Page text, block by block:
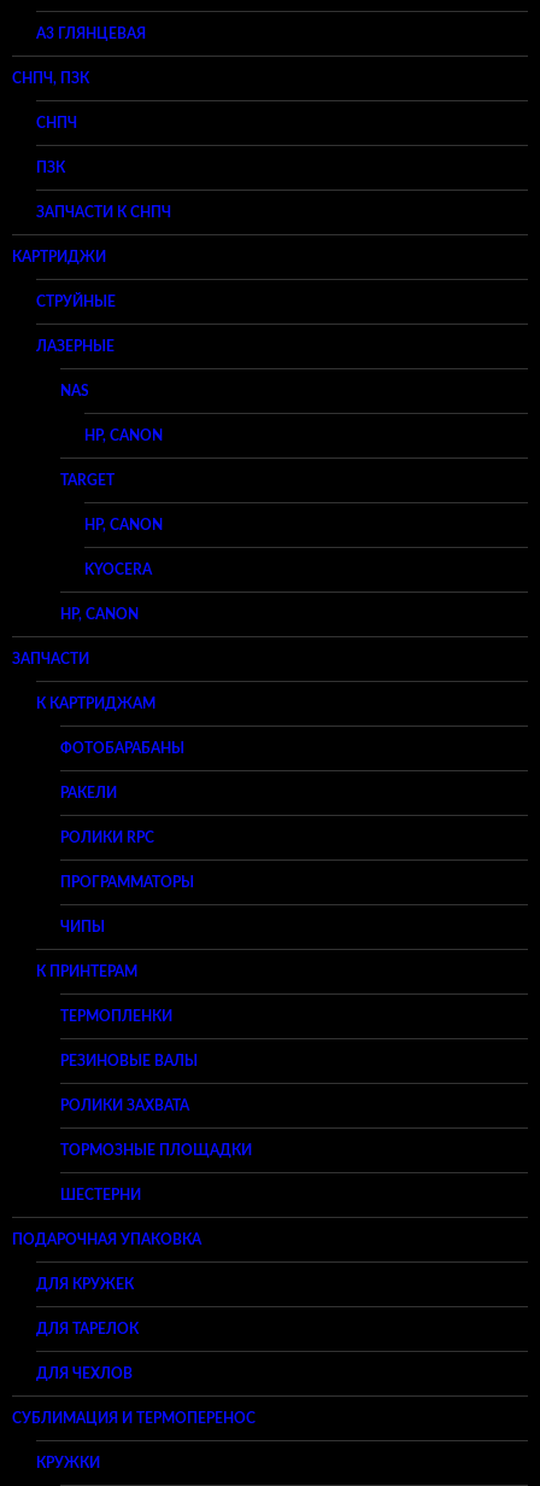
A3 ГЛЯНЦЕВАЯ
СНПЧ, ПЗК
СНПЧ
ПЗК
ЗАПЧАСТИ К СНПЧ
КАРТРИДЖИ
СТРУЙНЫЕ
ЛАЗЕРНЫЕ
NAS
HP, CANON
TARGET
HP, CANON
KYOCERA
HP, CANON
ЗАПЧАСТИ
К КАРТРИДЖАМ
ФОТОБАРАБАНЫ
РАКЕЛИ
РОЛИКИ RPC
ПРОГРАММАТОРЫ
ЧИПЫ
К ПРИНТЕРАМ
ТЕРМОПЛЕНКИ
РЕЗИНОВЫЕ ВАЛЫ
РОЛИКИ ЗАХВАТА
ТОРМОЗНЫЕ ПЛОЩАДКИ
ШЕСТЕРНИ
ПОДАРОЧНАЯ УПАКОВКА
ДЛЯ КРУЖЕК
ДЛЯ ТАРЕЛОК
ДЛЯ ЧЕХЛОВ
СУБЛИМАЦИЯ И ТЕРМОПЕРЕНОС
КРУЖКИ